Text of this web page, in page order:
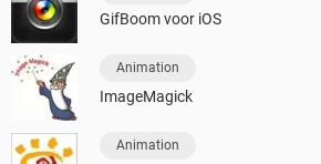
GifBoom voor iOS
Animation
ImageMagick
Animation